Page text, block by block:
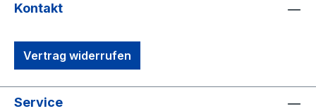
Kontakt
Vertrag widerrufen
Service